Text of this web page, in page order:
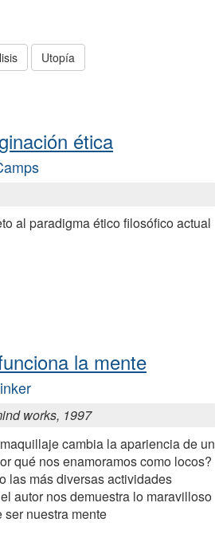
Utopía
ética
al paradigma ético filosófico actual
la mente
works, 1997
cambia la apariencia de un
qué nos enamoramos como locos?
las más diversas actividades
autor nos demuestra lo maravilloso
ser nuestra mente